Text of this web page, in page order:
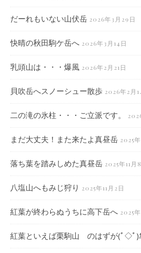
だーれもいない山伏岳 2026年3月29日
快晴の秋田駒ケ岳へ 2026年3月14日
乳頭山は・・・爆風 2026年2月21日
貝吹岳へスノーシュー散歩 2026年2月
二の滝の氷柱・・・ご立派です。
まだ大丈夫！また来たよ真昼岳 2025
落ち葉を踏みしめた真昼岳 2025年11月
八塩山へもみじ狩り 2025年11月2日
紅葉が終わらぬうちに高下岳へ 2025
紅葉といえば栗駒山 のはずが(ﾟ◇ﾟ)